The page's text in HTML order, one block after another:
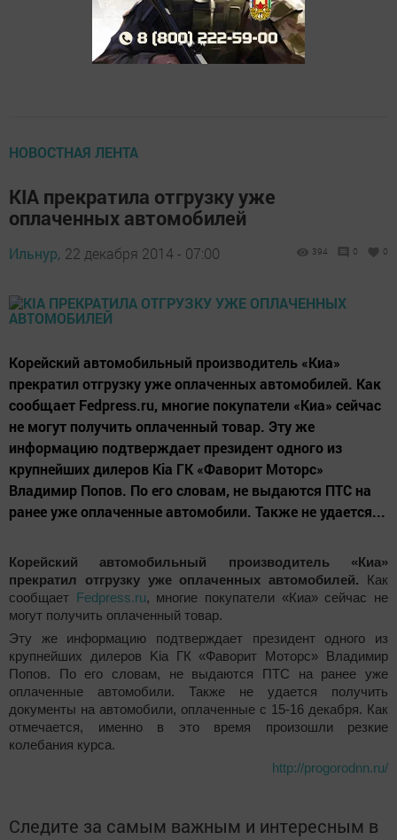
НОВОСТНАЯ ЛЕНТА
KIA прекратила отгрузку уже
оплаченных автомобилей
Ильнур, 22 декабря 2014 - 07:00 394 0 0
Корейский автомобильный производитель «Киа»
прекратил отгрузку уже оплаченных автомобилей. Как
сообщает Fedpress.ru, многие покупатели «Киа» сейчас
не могут получить оплаченный товар. Эту же
информацию подтверждает президент одного из
крупнейших дилеров Kia ГК «Фаворит Моторс»
Владимир Попов. По его словам, не выдаются ПТС на
ранее уже оплаченные автомобили. Также не удается...
Корейский автомобильный производитель «Киа»
прекратил отгрузку уже оплаченных автомобилей. Как
сообщает Fedpress.ru, многие покупатели «Киа» сейчас не
могут получить оплаченный товар.
Эту же информацию подтверждает президент одного из
крупнейших дилеров Kia ГК «Фаворит Моторс» Владимир
Попов. По его словам, не выдаются ПТС на ранее уже
оплаченные автомобили. Также не удается получить
документы на автомобили, оплаченные с 15-16 декабря. Как
отмечается, именно в это время произошли резкие
колебания курса.
http://progorodnn.ru/
Следите за самым важным и интересным в